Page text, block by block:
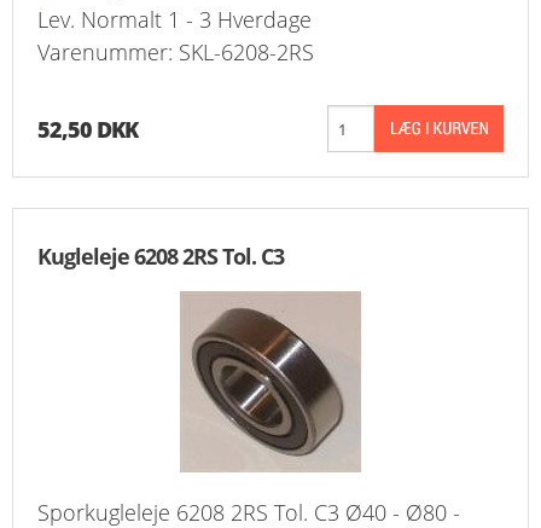
Lev. Normalt 1 - 3 Hverdage
Varenummer: SKL-6208-2RS
52,50 DKK
Kugleleje 6208 2RS Tol. C3
Sporkugleleje 6208 2RS Tol. C3 Ø40 - Ø80 -